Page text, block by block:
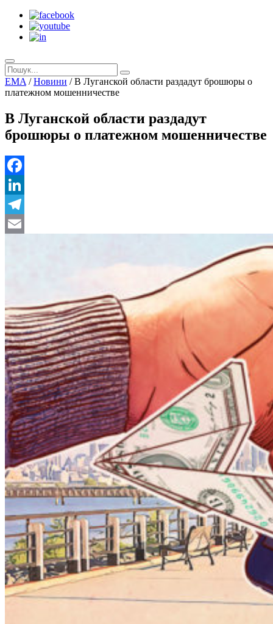
EMA /Новини /В Луганской области раздадут брошюры о
платежном мошенничестве
В Луганской области раздадут
брошюры о платежном мошенничестве
Facebook
LinkedIn
Telegram